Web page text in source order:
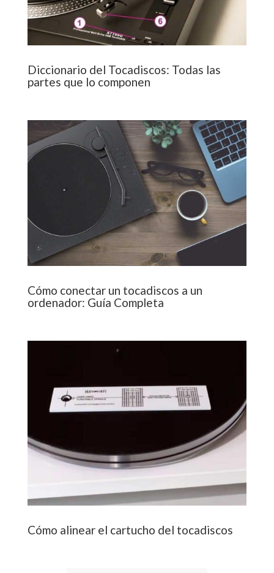
Diccionario del Tocadiscos: Todas las
partes que lo componen
Cómo conectar un tocadiscos a un
ordenador: Guía Completa
Cómo alinear el cartucho del tocadiscos